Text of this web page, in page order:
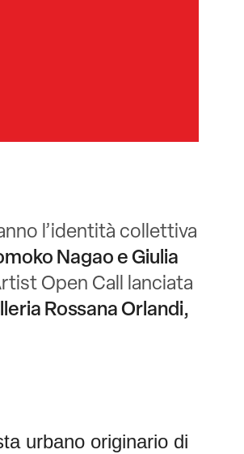
l’identità collettiva
Nagao e Giulia
Open Call lanciata
Rossana Orlandi,
urbano originario di